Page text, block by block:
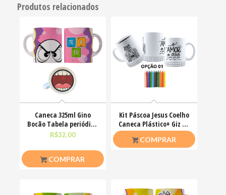
Produtos relacionados
Caneca 325ml Gino
Bocão Tabela periódica
Teu Cu Engraçadas
R$32,00
COMPRAR
Kit Páscoa Jesus Coelho
Caneca Plástico+ Giz De
Cera Colorir
COMPRAR